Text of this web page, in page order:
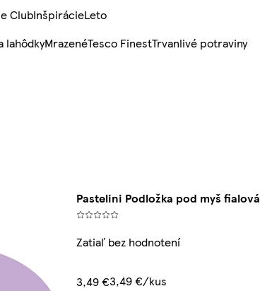
ClubInšpirácieLeto
lahôdkyMrazenéTesco FinestTrvanlivé potraviny
Pastelini Podložka pod myš fialová
Zatiaľ bez hodnotení
3,49 €3,49 €/kus